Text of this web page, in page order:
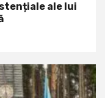
ale lui